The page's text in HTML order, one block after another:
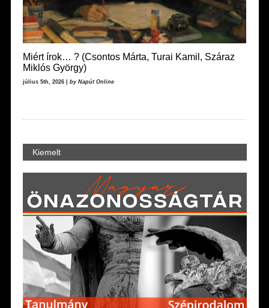
Miért írok… ? (Csontos Márta, Turai Kamil, Száraz
Miklós György)
július 5th, 2026 | by Napút Online
Kiemelt